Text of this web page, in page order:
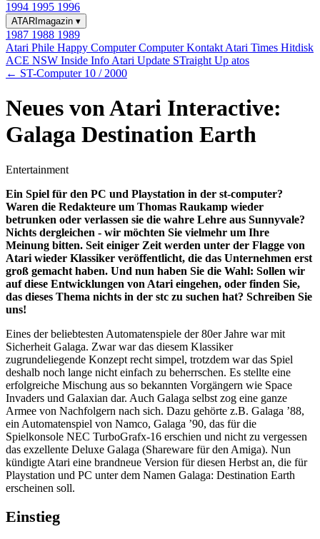
1994 1995 1996
ATARImagazin ▾
1987 1988 1989
Atari Phile Happy ComputerComputer Kontakt Atari Times Hitdisk
ACE NSW Inside Info Atari Update STraight Up atos
← ST-Computer 10 / 2000
Neues von Atari Interactive:
Galaga Destination Earth
Entertainment
Ein Spiel für den PC und Playstation in der st-computer?
Waren die Redakteure um Thomas Raukamp wieder
betrunken oder verlassen sie die wahre Lehre aus Sunnyvale?
Nichts dergleichen - wir möchten Sie vielmehr um Ihre
Meinung bitten. Seit einiger Zeit werden unter der Flagge von
Atari wieder Klassiker veröffentlicht, die das Unternehmen erst
groß gemacht haben. Und nun haben Sie die Wahl: Sollen wir
auf diese Entwicklungen von Atari eingehen, oder finden Sie,
das dieses Thema nichts in der stc zu suchen hat? Schreiben Sie
uns!
Eines der beliebtesten Automatenspiele der 80er Jahre war mit
Sicherheit Galaga. Zwar war das diesem Klassiker
zugrundeliegende Konzept recht simpel, trotzdem war das Spiel
deshalb noch lange nicht einfach zu beherrschen. Es stellte eine
erfolgreiche Mischung aus so bekannten Vorgängern wie Space
Invaders und Galaxian dar. Auch Galaga selbst zog eine ganze
Armee von Nachfolgern nach sich. Dazu gehörte z.B. Galaga ’88,
ein Automatenspiel von Namco, Galaga ’90, das für die
Spielkonsole NEC TurboGrafx-16 erschien und nicht zu vergessen
das exzellente Deluxe Galaga (Shareware für den Amiga). Nun
kündigte Atari eine brandneue Version für diesen Herbst an, die für
Playstation und PC unter dem Namen Galaga: Destination Earth
erscheinen soll.
Einstieg